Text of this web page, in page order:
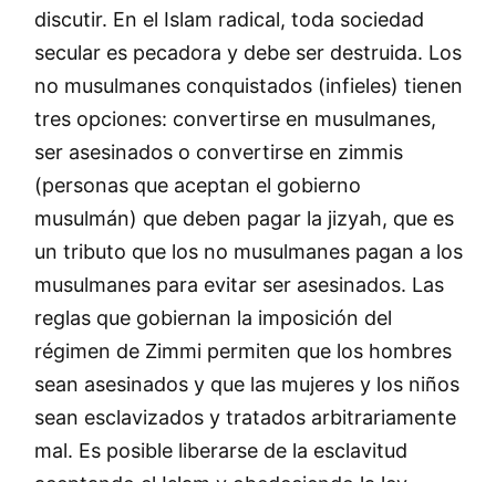
discutir. En el Islam radical, toda sociedad
secular es pecadora y debe ser destruida. Los
no musulmanes conquistados (infieles) tienen
tres opciones: convertirse en musulmanes,
ser asesinados o convertirse en zimmis
(personas que aceptan el gobierno
musulmán) que deben pagar la jizyah, que es
un tributo que los no musulmanes pagan a los
musulmanes para evitar ser asesinados. Las
reglas que gobiernan la imposición del
régimen de Zimmi permiten que los hombres
sean asesinados y que las mujeres y los niños
sean esclavizados y tratados arbitrariamente
mal. Es posible liberarse de la esclavitud